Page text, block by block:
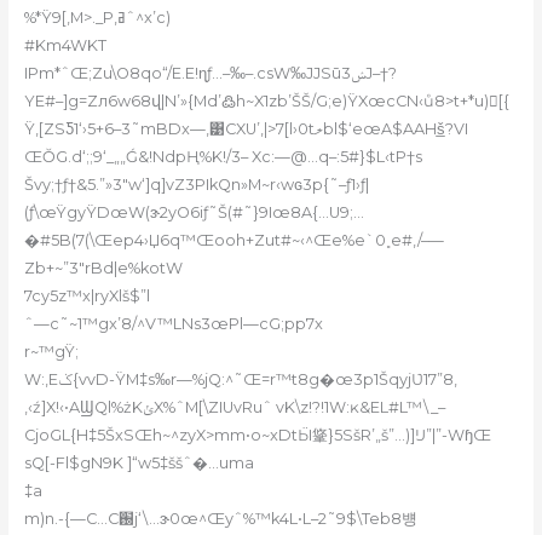
%*Ÿ9[‚M>._P‚ߥˆ^x’c)
#Km4WKT
IPm*ˆŒ;Zu\O8qo“/E.E!ɳƒ…–‰–.csW‰JJSūݾ3J–†?
YE#–]g=Zл6w68վ|N’»{Md’߷h~X1zb’ŠŠ/G;e)ŸXœcCN‹ů8>t+*u)[{
Ÿ‚[ZSƼ1‘›5+6–3˜mBDx—,͹CXU’,|>7[l›0tލbl$‘eœA$AAHš̲?VI
ŒŎG.d‘;;9‘_„„Ǵ&!NdpҢ%K!/3– Xc:—@…q–:5#}$L‹tP†s
Švy;†ƒ†&5.”»3″w‘]q]vZ3PIkQn»M~r‹wԍ3p{˜–ƒ1›ƒ|
(ƒ\œŸgyŸDœW(ɝ2yO6iƒ˜Š(#˜}9Iœ8A{…U9;…
�#5B(7(\Œep4›Џ6q™Œooh+Zut#~‹^Œe%e`0˳e#,/–—
Zb+~”3″rBd|e%kotW
7cy5z™x|ryXlš$”l
ˆ—c˜~1™gx’8/^V™LNs3œPl—cG;pp7x
r~™gŸ;
W:,Eݢ{vvD-ŸM‡s‰r—%jQ:^˜Œ=r™ּt8g�œ3p1ŠqyjƲ17”8‚
,‹ź]X!‹•AϢQl%żKݵX%ˆM[\ZIUvRuˆ vK\z!?!1W:ĸ&EL#L™\_–
CjoGL{H‡5ŠxSŒh~^zyX>mm•o~xDtӸ䩦}5SšR’„š”…)]Ĳ”|”-WɧŒ
sQ[-Fl$gN9K ]“w5‡ššˆ�…uma
‡a
m)n.-{—C…C֐j‘\…ɝ0œ^Œyˆ%™k4L•L–2˜9$\Teb8뱽